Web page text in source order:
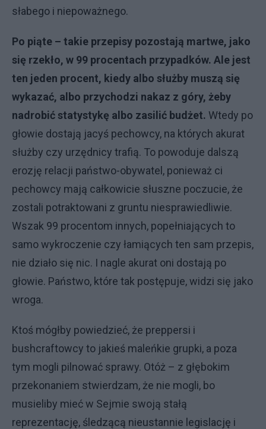
słabego i niepoważnego.
Po piąte – takie przepisy pozostają martwe, jako
się rzekło, w 99 procentach przypadków. Ale jest
ten jeden procent, kiedy albo służby muszą się
wykazać, albo przychodzi nakaz z góry, żeby
nadrobić statystykę albo zasilić budżet. Wtedy po
głowie dostają jacyś pechowcy, na których akurat
służby czy urzędnicy trafią. To powoduje dalszą
erozję relacji państwo-obywatel, ponieważ ci
pechowcy mają całkowicie słuszne poczucie, że
zostali potraktowani z gruntu niesprawiedliwie.
Wszak 99 procentom innych, popełniających to
samo wykroczenie czy łamiących ten sam przepis,
nie działo się nic. I nagle akurat oni dostają po
głowie. Państwo, które tak postępuje, widzi się jako
wroga.
Ktoś mógłby powiedzieć, że preppersi i
bushcraftowcy to jakieś maleńkie grupki, a poza
tym mogli pilnować sprawy. Otóż – z głębokim
przekonaniem stwierdzam, że nie mogli, bo
musieliby mieć w Sejmie swoją stałą
reprezentację, śledzącą nieustannie legislację i